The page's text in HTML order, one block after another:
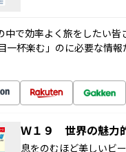
中で効率よく旅をしたい皆
一杯楽む」のに必要な情報
Ｗ１９ 世界の魅力
息をのむほど美しいビ